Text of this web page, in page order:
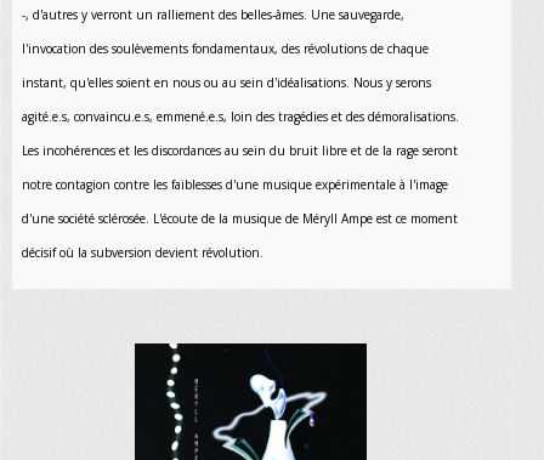
-, d'autres y verront un ralliement des belles-âmes. Une sauvegarde,
l'invocation des soulèvements fondamentaux, des révolutions de chaque
instant, qu'elles soient en nous ou au sein d'idéalisations. Nous y serons
agité.e.s, convaincu.e.s, emmené.e.s, loin des tragédies et des démoralisations.
Les incohérences et les discordances au sein du bruit libre et de la rage seront
notre contagion contre les faiblesses d'une musique expérimentale à l'image
d'une société sclérosée. L'écoute de la musique de Méryll Ampe est ce moment
décisif où la subversion devient révolution.